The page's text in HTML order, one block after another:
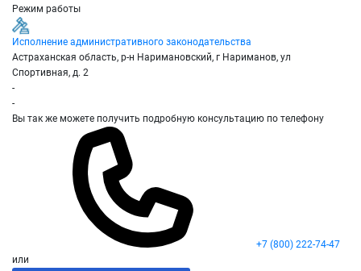
Режим работы
Исполнение административного законодательства
Астраханская область, р-н Наримановский, г Нариманов, ул
Спортивная, д. 2
-
-
Вы так же можете получить подробную консультацию по телефону
+7 (800) 222-74-47
или